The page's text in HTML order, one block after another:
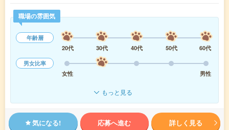
職場の雰囲気
年齢層
20代
30代 40代 50代
60代
男女比率
女性
男性
もっと見る
気になる! 応募へ進む 詳しく見る